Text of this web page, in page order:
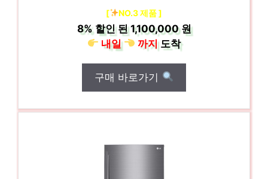
[ NO.3 제품 ]
8%할인 된1,100,000 원
내일
까지도착
구매 바로가기